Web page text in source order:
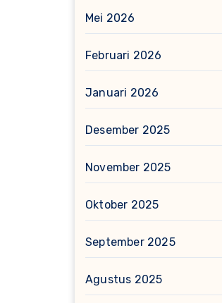
Mei 2026
Februari 2026
Januari 2026
Desember 2025
November 2025
Oktober 2025
September 2025
Agustus 2025